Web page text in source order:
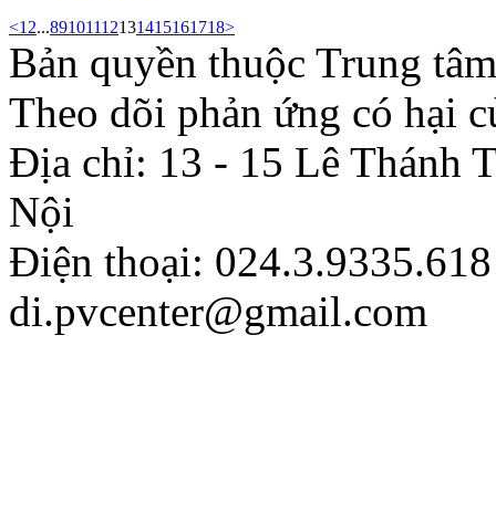
<1 2...89101112131415161718>
Bản quyền thuộc Trung
Theo dõi phản ứng có hại
Địa chỉ: 13 - 15 Lê Thánh
Nội
Điện thoại: 024.3.9335.618
di.pvcenter@gmail.com